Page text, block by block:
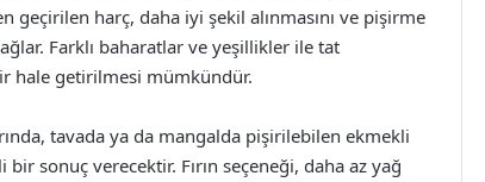
geçirilen harç, daha iyi şekil alınmasını ve pişirme
Farklı baharatlar ve yeşillikler ile tat
hale getirilmesi mümkündür.
tavada ya da mangalda pişirilebilen ekmekli
sonuç verecektir. Fırın seçeneği, daha az yağ